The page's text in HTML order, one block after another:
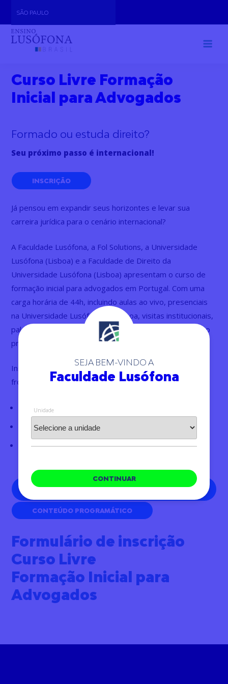
SEJA BEM-VINDO A
Faculdade Lusófona
Unidade
CONTINUAR
content
SÃO PAULO
Curso Livre Formação
Inicial para Advogados
Formado ou estuda direito?
Seu próximo passo é internacional!
INSCRIÇÃO
Já pensou em expandir seus horizontes e levar sua
carreira jurídica para o cenário internacional?
A Faculdade Lusófona, a Fol Solutions, a Universidade
Lusófona (Lisboa) e a Faculdade de Direito da
Universidade Lusófona (Lisboa) apresentam o curso de
formação inicial para advogados em Portugal. Com uma
carga horária de 44h, incluindo aulas ao vivo, presenciais
na Universidade Lusófona de Lisboa, visitas institucionais,
palestras e um cocktail de encerramento, esse curso é o
próximo passo ideal na sua jornada profissional.
Inscreva-se agora e comece a construir um futuro sem
fronteiras!
Carga horária: 44h
Aulas online e ao vivo
Aula presencial na Universidade Lusófona + Visitas
EDITAL FORMAÇÃO INICIAL PARA ADVOGADOS
CONTEÚDO PROGRAMÁTICO
Formulário de inscrição
Curso Livre
Formação Inicial para
Advogados